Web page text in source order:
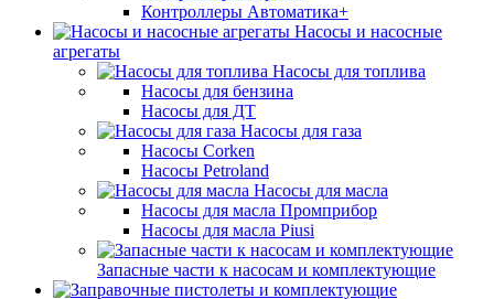
Контроллеры Автоматика+
Насосы и насосные
агрегаты
Насосы для топлива
Насосы для бензина
Насосы для ДТ
Насосы для газа
Насосы Corken
Насосы Petroland
Насосы для масла
Насосы для масла Промприбор
Насосы для масла Piusi
Запасные части к насосам и комплектующие